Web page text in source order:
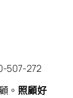
507-272
。 照顧好